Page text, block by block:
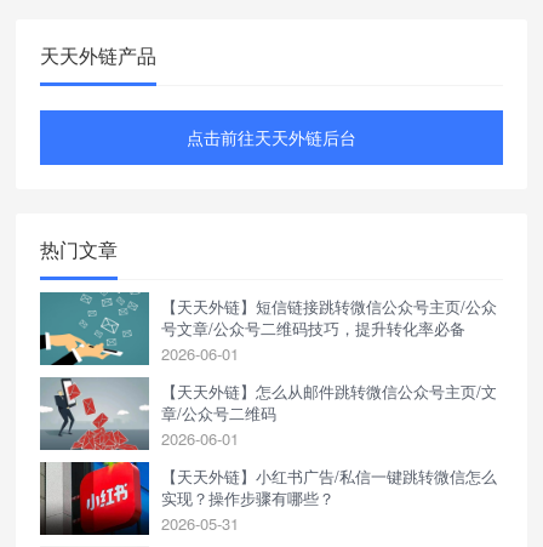
天天外链产品
点击前往天天外链后台
热门文章
【天天外链】短信链接跳转微信公众号主页/公众
号文章/公众号二维码技巧，提升转化率必备
2026-06-01
【天天外链】怎么从邮件跳转微信公众号主页/文
章/公众号二维码
2026-06-01
【天天外链】小红书广告/私信一键跳转微信怎么
实现？操作步骤有哪些？
2026-05-31